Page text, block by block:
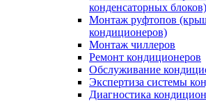
конденсаторных блоков)
Монтаж руфтопов
кондиционеров)
Монтаж чиллеров
Ремонт кондиционеров
Обслуживание
Экспертиза системы
Диагностика